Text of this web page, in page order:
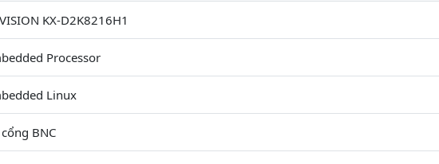
KX-D2K8216H1
Processor
Linux
BNC